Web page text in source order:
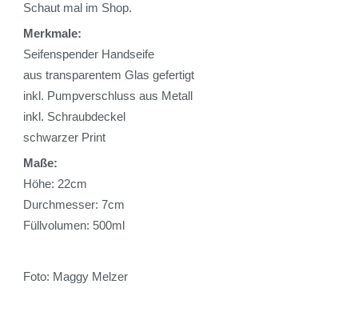
Schaut mal im Shop.
Merkmale:
Seifenspender Handseife
aus transparentem Glas gefertigt
inkl. Pumpverschluss aus Metall
inkl. Schraubdeckel
schwarzer Print
Maße:
Höhe: 22cm
Durchmesser: 7cm
Füllvolumen: 500ml
Foto: Maggy Melzer